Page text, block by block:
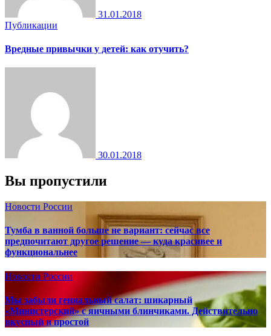
31.01.2018
Публикации
Вредные привычки у детей: как отучить?
30.01.2018
Вы пропустили
Новости России
Тумба в ванной больше не вариант: сейчас все
предпочитают другое решение — куда красивее и
функциональнее
Новости России
Мы забыли гениальный салат: шикарный
«Министерский» с яичными блинчиками. Действительно
вкусный и простой